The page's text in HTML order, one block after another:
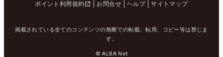
ポイント利用規約
お問合せ ヘルプ サイトマップ
掲載されている全てのコンテンツの無断での転載、転用、コピー等は禁じま
す。
© ALBA Net